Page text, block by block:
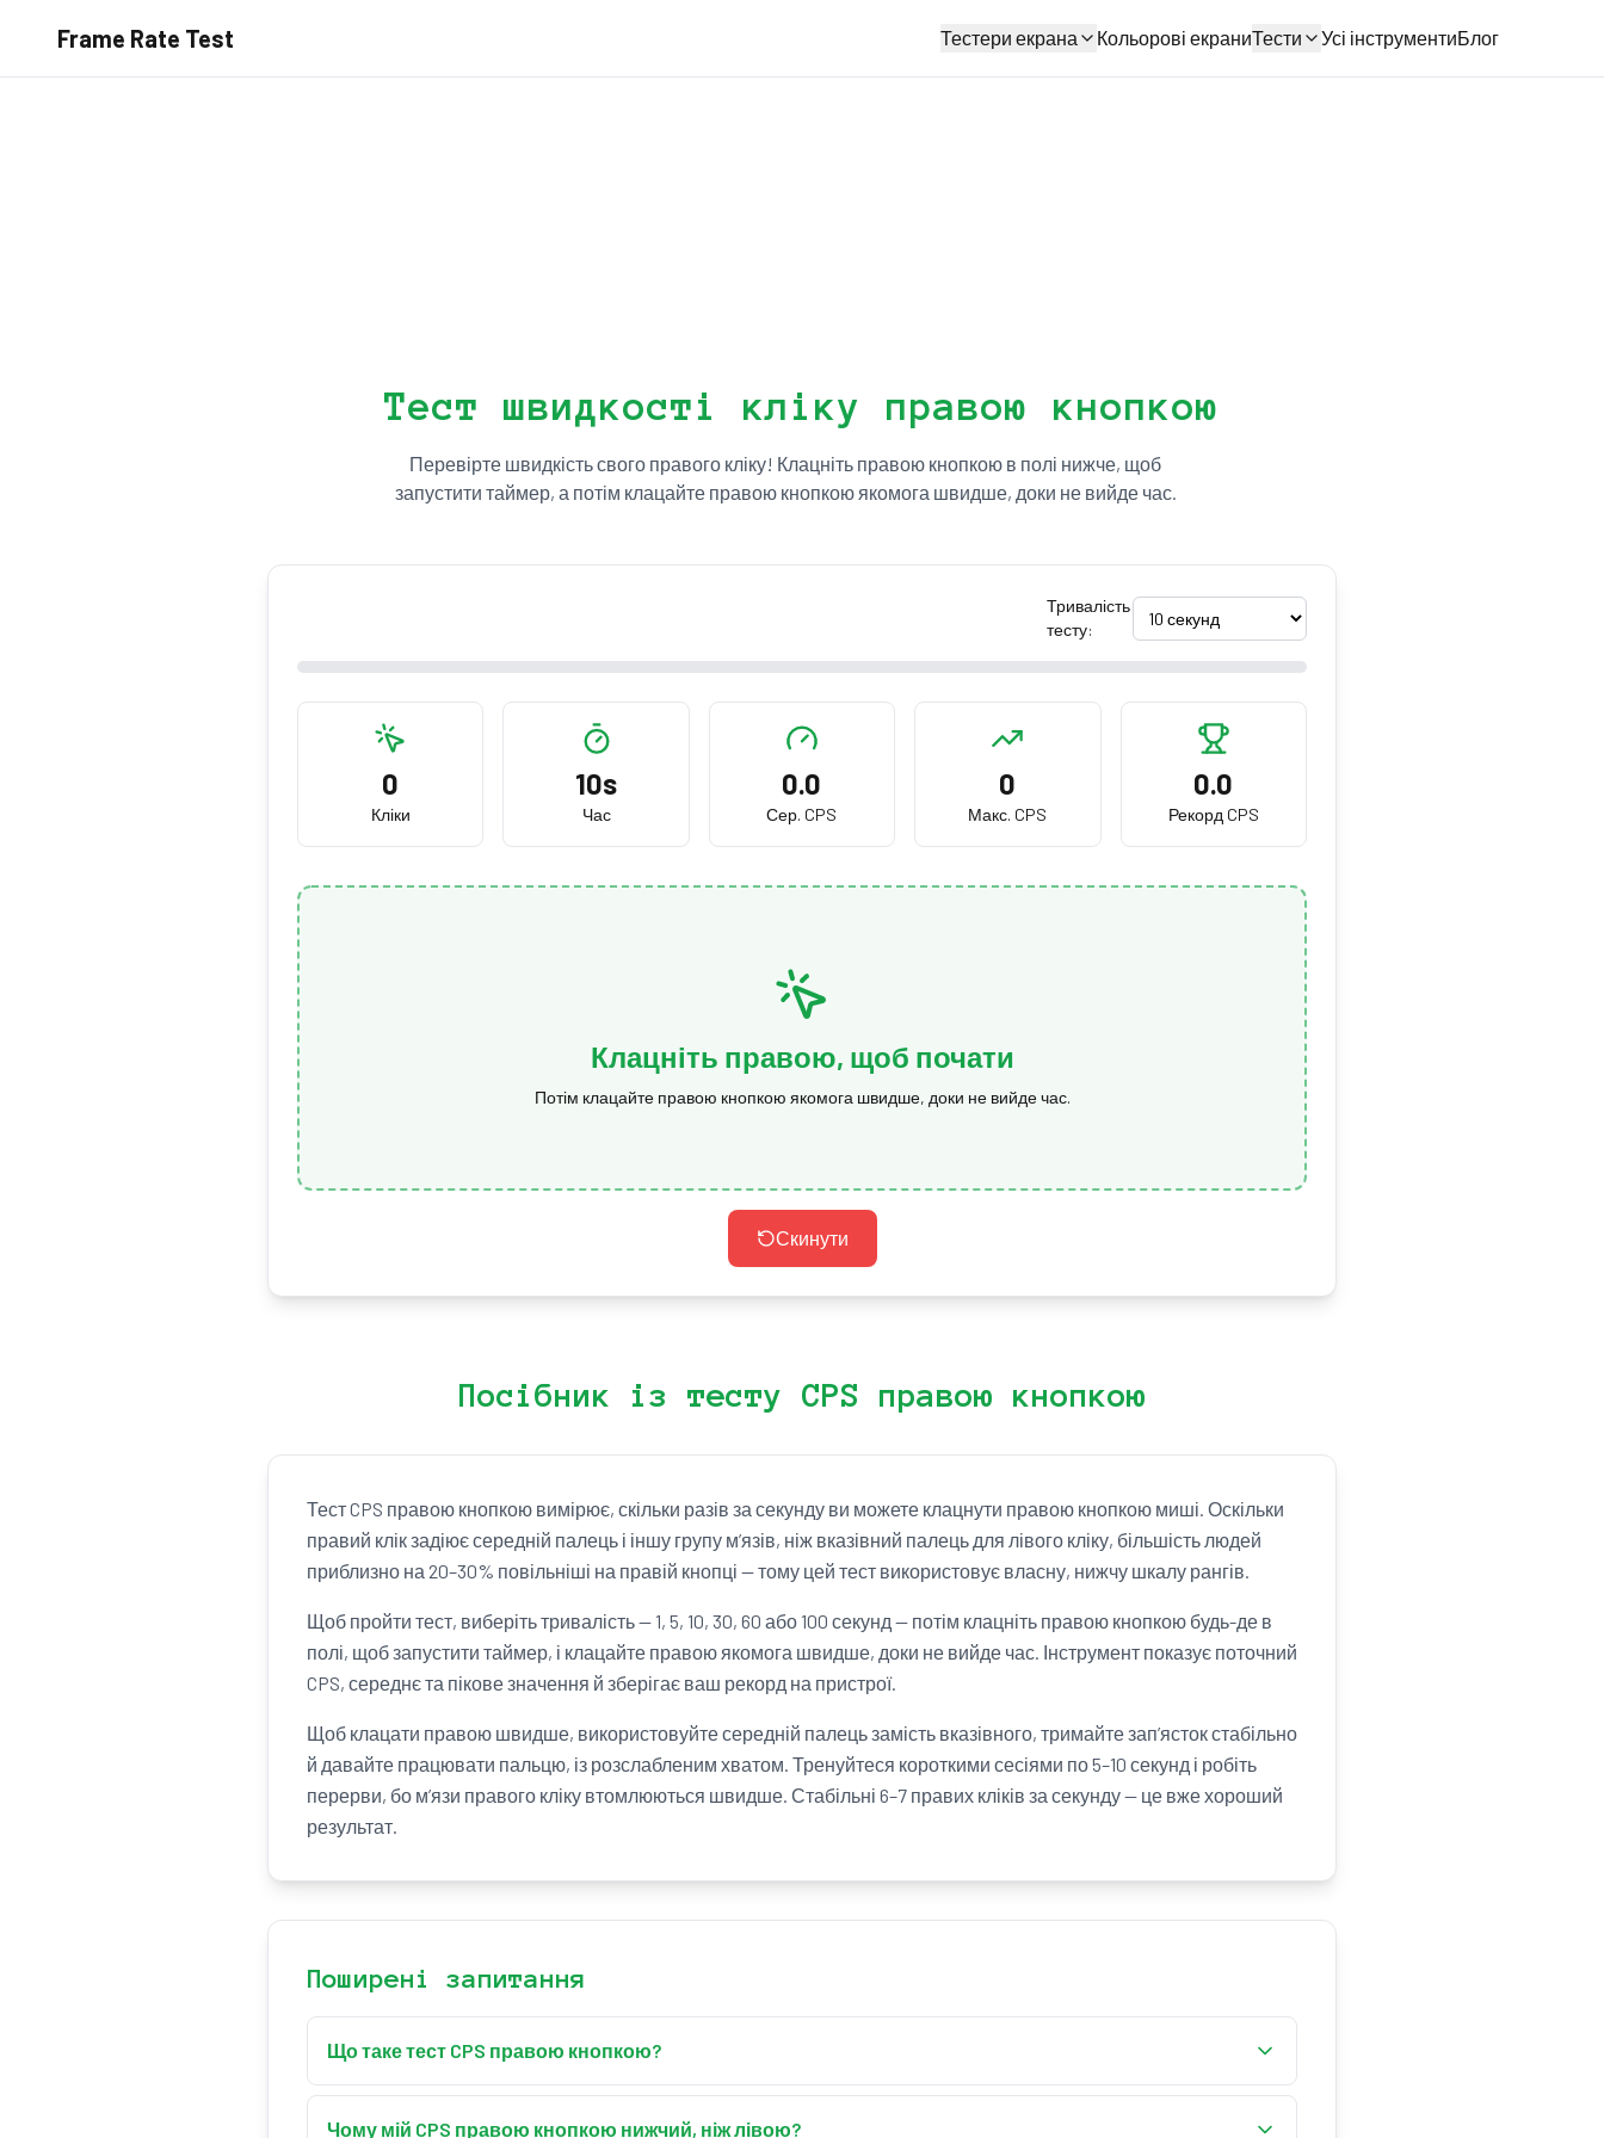
Frame Rate Test Тестери екрана Кольорові екраниТести Усі інструментиБлог
Тест швидкості кліку правою кнопкою
Перевірте швидкість свого правого кліку! Клацніть правою кнопкою в полі нижче, щоб
запустити таймер, а потім клацайте правою кнопкою якомога швидше, доки не вийде час.
Тривалість
тесту:
0
Кліки
10s
Час
0.0
Сер. CPS
0
Макс. CPS
0.0
Рекорд CPS
Клацніть правою, щоб почати
Потім клацайте правою кнопкою якомога швидше, доки не вийде час.
Скинути
Посібник із тесту CPS правою кнопкою
Тест CPS правою кнопкою вимірює, скільки разів за секунду ви можете клацнути правою кнопкою миші. Оскільки
правий клік задіює середній палець і іншу групу м’язів, ніж вказівний палець для лівого кліку, більшість людей
приблизно на 20–30% повільніші на правій кнопці — тому цей тест використовує власну, нижчу шкалу рангів.
Щоб пройти тест, виберіть тривалість — 1, 5, 10, 30, 60 або 100 секунд — потім клацніть правою кнопкою будь-де в
полі, щоб запустити таймер, і клацайте правою якомога швидше, доки не вийде час. Інструмент показує поточний
CPS, середнє та пікове значення й зберігає ваш рекорд на пристрої.
Щоб клацати правою швидше, використовуйте середній палець замість вказівного, тримайте зап’ясток стабільно
й давайте працювати пальцю, із розслабленим хватом. Тренуйтеся короткими сесіями по 5–10 секунд і робіть
перерви, бо м’язи правого кліку втомлюються швидше. Стабільні 6–7 правих кліків за секунду — це вже хороший
результат.
Поширені запитання
Що таке тест CPS правою кнопкою?
Тест CPS правою кнопкою вимірює, скільки разів за секунду ви можете клацнути правою кнопкою миші. Ви
клацаєте правою якомога швидше протягом вибраного часу, і інструмент ділить загальну кількість правих
Чому мій CPS правою кнопкою нижчий, ніж лівою?